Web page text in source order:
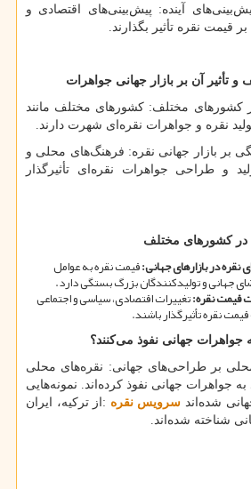
بینیهای آینده: پیشبینیهای اقتصادی و
بر قیمت نقره تأثیر بگذارند.
تأثیر آن بر بازار جهانی جواهرات
مختلف: کشورهای مختلف مانند
نقره و جواهرات نقره ای شهرت دارند.
بر بازار جهانی نقره: فرهنگهای محلی و
و طراحی جواهرات نقره ای تأثیرگذار
در کشورهای مختلف
در بازارهای جهانی:قیمت نقره به عوامل
جهانی و تولیدکنندگان بزرگ بستگی دارد.
قیمت نقره:تغییرات اقتصادی، سیاسی و اجتماعی
نقره تأثیرگذار باشند.
جواهرات جهانی نفوذ میکنند؟
بر طراحیهای جهانی: نقرههای محلی
جواهرات جهانی نفوذ کرده اند. نمونههایی
شده اند : سرویس نقره
از ترکیه، ایران
شناخته شده اند.